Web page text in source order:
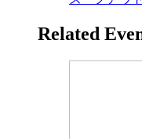
Related